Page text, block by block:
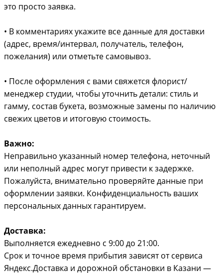
это просто заявка.
• В комментариях укажите все данные для доставки
(адрес, время/интервал, получатель, телефон,
пожелания) или отметьте самовывоз.
• После оформления с вами свяжется флорист/
менеджер студии, чтобы уточнить детали: стиль и
гамму, состав букета, возможные замены по наличию
свежих цветов и итоговую стоимость.
Важно:
Неправильно указанный номер телефона, неточный
или неполный адрес могут привести к задержке.
Пожалуйста, внимательно проверяйте данные при
оформлении заявки. Конфиденциальность ваших
персональных данных гарантируем.
Доставка:
Выполняется ежедневно с 9:00 до 21:00.
Срок и точное время прибытия зависят от сервиса
Яндекс.Доставка и дорожной обстановки в Казани —